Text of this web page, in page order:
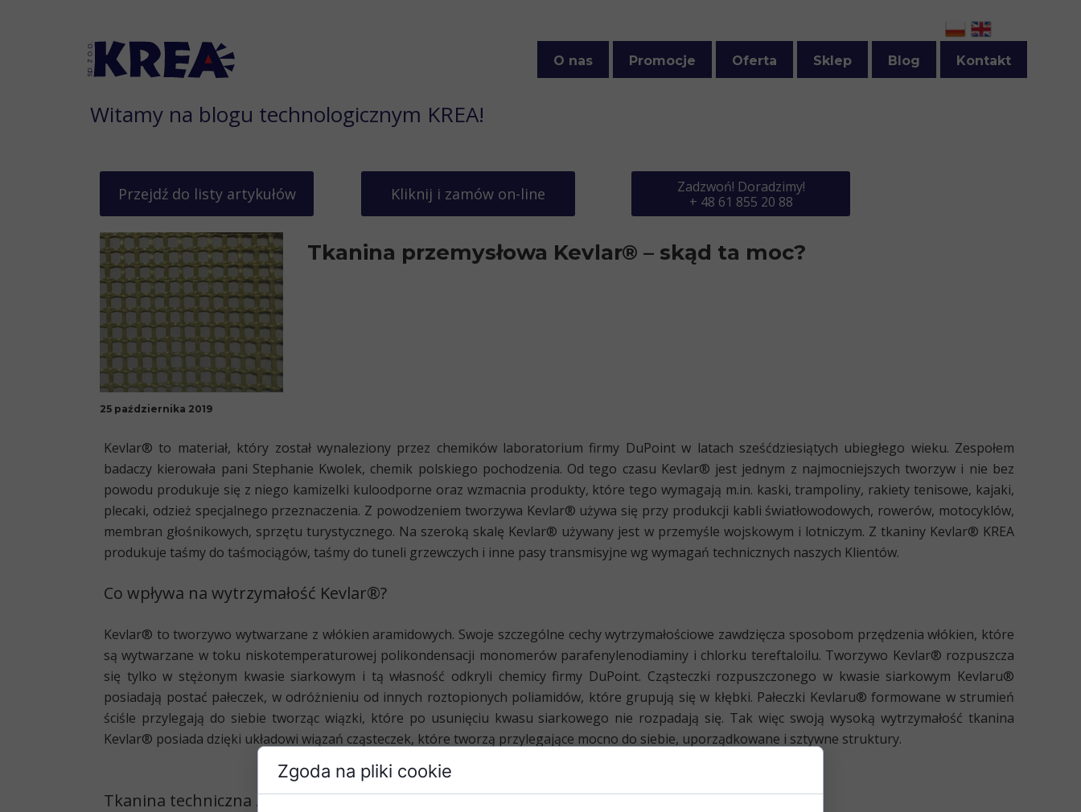
Zadzwoń! Doradzimy!
+ 48 61 855 20 88
Kliknij i zamów on-line
Przejdź do listy artykułów
Witamy na blogu technologicznym KREA!
25 października 2019
Kevlar® to materiał, który został wynaleziony przez chemików laboratorium firmy DuPoint w latach sześćdziesiątych ubiegłego wieku. Zespołem
badaczy kierowała pani Stephanie Kwolek, chemik polskiego pochodzenia. Od tego czasu Kevlar® jest jednym z najmocniejszych tworzyw i nie bez
powodu produkuje się z niego kamizelki kuloodporne oraz wzmacnia produkty, które tego wymagają m.in. kaski, trampoliny, rakiety tenisowe, kajaki,
plecaki, odzież specjalnego przeznaczenia. Z powodzeniem tworzywa Kevlar® używa się przy produkcji kabli światłowodowych, rowerów, motocyklów,
membran głośnikowych, sprzętu turystycznego. Na szeroką skalę Kevlar® używany jest w przemyśle wojskowym i lotniczym. Z tkaniny Kevlar® KREA
produkuje taśmy do taśmociągów, taśmy do tuneli grzewczych i inne pasy transmisyjne wg wymagań technicznych naszych Klientów.
Co wpływa na wytrzymałość Kevlar®?
Kevlar® to tworzywo wytwarzane z włókien aramidowych. Swoje szczególne cechy wytrzymałościowe zawdzięcza sposobom przędzenia włókien, które
są wytwarzane w toku niskotemperaturowej polikondensacji monomerów parafenylenodiaminy i chlorku tereftaloilu. Tworzywo Kevlar® rozpuszcza
się tylko w stężonym kwasie siarkowym i tą własność odkryli chemicy firmy DuPoint. Cząsteczki rozpuszczonego w kwasie siarkowym Kevlaru®
posiadają postać pałeczek, w odróżnieniu od innych roztopionych poliamidów, które grupują się w kłębki. Pałeczki Kevlaru® formowane w strumień
ściśle przylegają do siebie tworząc wiązki, które po usunięciu kwasu siarkowego nie rozpadają się. Tak więc swoją wysoką wytrzymałość tkanina
Kevlar® posiada dzięki układowi wiązań cząsteczek, które tworzą przylegające mocno do siebie, uporządkowane i sztywne struktury.
Tkanina techniczna z Kevlaru® posiada następujące cechy:
Tkanina przemysłowa Kevlar® – skąd ta moc?
O nas Promocje Oferta
Akcesoria do zgrzewarek
Taśmy do przenośników lite i siatkowe z PTFE
Taśmy do klejarek i innych maszyn
Sklep
Zamów ceratki silikonowe
Zamów chemię przemysłową
Blog Kontakt
Zgoda na pliki cookie